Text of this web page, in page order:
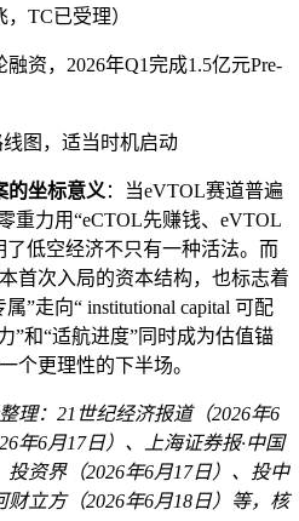
TC已受理）
融资，2026年Q1完成1.5亿元Pre-
线图，适当时机启动
的坐标意义：当eVTOL赛道普遍
重力用“eCTOL先赚钱、eVTOL
低空经济不只有一种活法。而
首次入局的资本结构，也标志着
”走向“ institutional capital 可配
和“适航进度”同时成为估值锚
个更理性的下半场。
理：21世纪经济报道（2026年6
年6月17日）、上海证券报·中国
投资界（2026年6月17日）、投中
财立方（2026年6月18日）等，核